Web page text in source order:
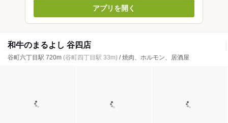
アプリを開く
和牛のまるよし 谷四店
谷町六丁目駅 720m (谷町四丁目駅 33m) / 焼肉、ホルモン、居酒屋